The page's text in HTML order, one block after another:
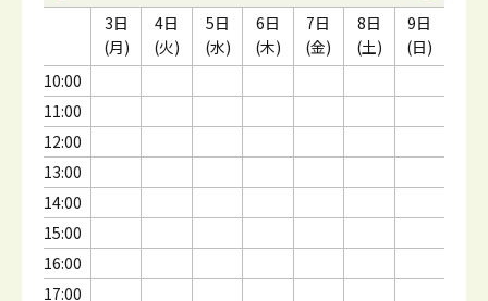
10:00
11:00
12:00
13:00
14:00
15:00
16:00
17:00
3日
(月)
4日
(火)
5日
(水)
6日
(木)
7日
(金)
8日
(土)
9日
(日)